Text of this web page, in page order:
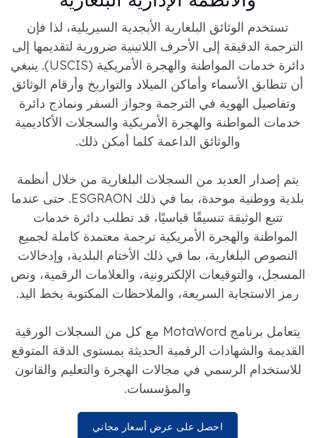
تستخدم الوثائق البلغارية الأبجدية السيريلية، لذا فإن
الترجمة الدقيقة إلى الأحرف اللاتينية ضرورية لتقديمها إلى
دائرة خدمات المواطنة والهجرة الأمريكية (USCIS). ينبغي
أن تتطابق الأسماء وأماكن الميلاد والتواريخ وأرقام الوثائق
وتفاصيل الهوية في الترجمة وجواز السفر ونماذج دائرة
خدمات المواطنة والهجرة الأمريكية والسجلات الأكاديمية
والوثائق الداعمة كلما أمكن ذلك.
يتم إصدار العديد من السجلات البلغارية من خلال أنظمة
بلدية ووطنية موحدة، بما في ذلك ESGRAON. حتى عندما
تتبع الوثيقة تنسيقًا قياسيًا، قد تطلب دائرة خدمات
المواطنة والهجرة الأمريكية ترجمة معتمدة كاملة لجميع
النصوص البلغارية، بما في ذلك الأختام البلدية، وإدخالات
المسجل، والتوقيعات الإلكترونية، والعلامات الرقمية، ونص
رمز الاستجابة السريعة، والملاحظات المكتوبة بخط اليد.
يتعامل برنامج MotaWord مع كل من السجلات الورقية
القديمة والشهادات الرقمية الحديثة بمستوى الدقة المتوقع
للاستخدام الرسمي في مجالات الهجرة والتعليم والقانون
والمؤسسات.
احصل على عرض أسعار مجاني